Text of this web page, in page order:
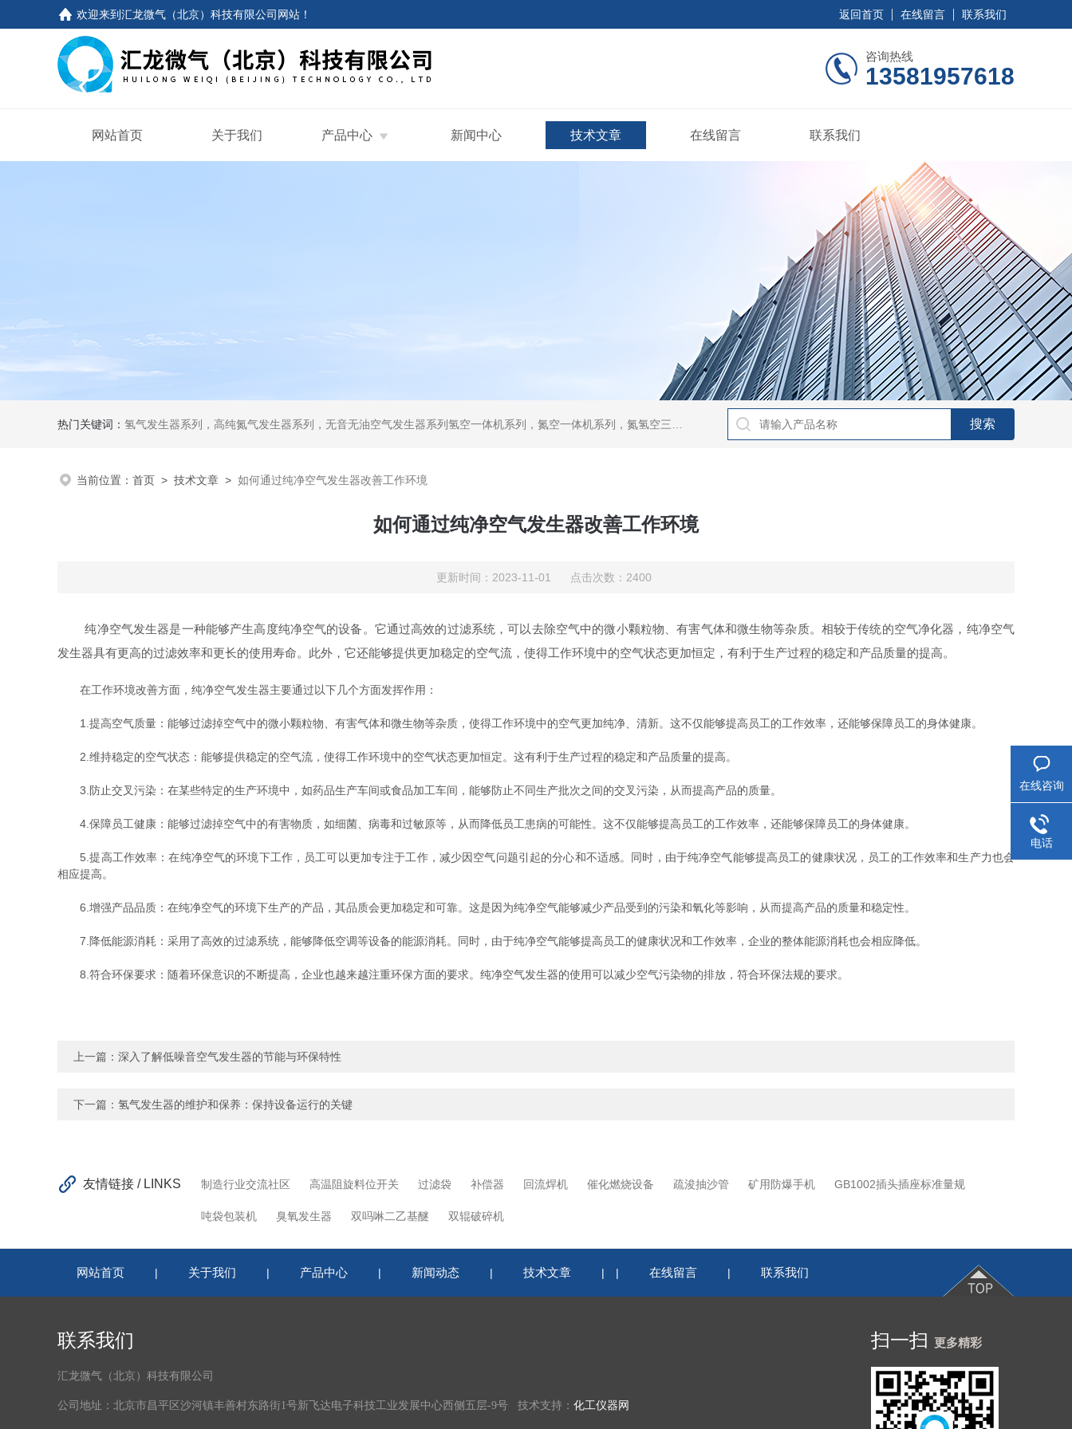
欢迎来到汇龙微气（北京）科技有限公司网站 ！ 返回首页 在线留言 联系我们
咨询热线
13581957618
网站首页 关于我们 产品中心 新闻中心 技术文章 在线留言 联系我们
热门关键词： 氢气发生器系列，高纯氮气发生器系列，无音无油空气发生器系列氢空一体机系列，氮空一体机系列，氮氢空三气一体机系列，气体净化器系列，代理日本DKK-TOA水质分析，水质检测仪器，代理南韩SitekPH/离子计，DO计，电导计，多功能计，PH/DO/电导率电极
当前位置： 首页 > 技术文章 > 如何通过纯净空气发生器改善工作环境
如何通过纯净空气发生器改善工作环境
更新时间：2023-11-01 点击次数：2400
纯净空气发生器是一种能够产生高度纯净空气的设备。它通过高效的过滤系统，可以去除空气中的微小颗粒物、有害气体和微生物等杂质。相较于传统的空气净化器，纯净空气
发生器具有更高的过滤效率和更长的使用寿命。此外，它还能够提供更加稳定的空气流，使得工作环境中的空气状态更加恒定，有利于生产过程的稳定和产品质量的提高。
在工作环境改善方面，纯净空气发生器主要通过以下几个方面发挥作用：
1.提高空气质量：能够过滤掉空气中的微小颗粒物、有害气体和微生物等杂质，使得工作环境中的空气更加纯净、清新。这不仅能够提高员工的工作效率，还能够保障员工的身体健康。
2.维持稳定的空气状态：能够提供稳定的空气流，使得工作环境中的空气状态更加恒定。这有利于生产过程的稳定和产品质量的提高。
3.防止交叉污染：在某些特定的生产环境中，如药品生产车间或食品加工车间，能够防止不同生产批次之间的交叉污染，从而提高产品的质量。
4.保障员工健康：能够过滤掉空气中的有害物质，如细菌、病毒和过敏原等，从而降低员工患病的可能性。这不仅能够提高员工的工作效率，还能够保障员工的身体健康。
5.提高工作效率：在纯净空气的环境下工作，员工可以更加专注于工作，减少因空气问题引起的分心和不适感。同时，由于纯净空气能够提高员工的健康状况，员工的工作效率和生产力也会
相应提高。
6.增强产品品质：在纯净空气的环境下生产的产品，其品质会更加稳定和可靠。这是因为纯净空气能够减少产品受到的污染和氧化等影响，从而提高产品的质量和稳定性。
7.降低能源消耗：采用了高效的过滤系统，能够降低空调等设备的能源消耗。同时，由于纯净空气能够提高员工的健康状况和工作效率，企业的整体能源消耗也会相应降低。
8.符合环保要求：随着环保意识的不断提高，企业也越来越注重环保方面的要求。纯净空气发生器的使用可以减少空气污染物的排放，符合环保法规的要求。
上一篇： 深入了解低噪音空气发生器的节能与环保特性
下一篇： 氢气发生器的维护和保养：保持设备运行的关键
友情链接 / LINKS 制造行业交流社区 高温阻旋料位开关 过滤袋 补偿器 回流焊机 催化燃烧设备 疏浚抽沙管 矿用防爆手机 GB1002插头插座标准量规
吨袋包装机 臭氧发生器 双吗啉二乙基醚 双辊破碎机
网站首页 | 关于我们 | 产品中心 | 新闻动态 | 技术文章 | | 在线留言 | 联系我们
联系我们
汇龙微气（北京）科技有限公司
公司地址：北京市昌平区沙河镇丰善村东路街1号新飞达电子科技工业发展中心西侧五层-9号 技术支持： 化工仪器网
扫一扫 更多精彩
在线咨询
电话